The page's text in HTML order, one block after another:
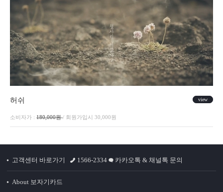
view
허쉬
소비자가 : 180,000원/ 회원가입시 30,000원
고객센터 바로가기 1566-2334 카카오톡 & 채널톡 문의
About 보자기카드